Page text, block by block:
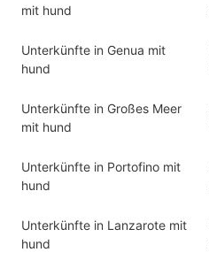
mit hund
Unterkünfte in Genua mit
hund
Unterkünfte in Großes Meer
mit hund
Unterkünfte in Portofino mit
hund
Unterkünfte in Lanzarote mit
hund